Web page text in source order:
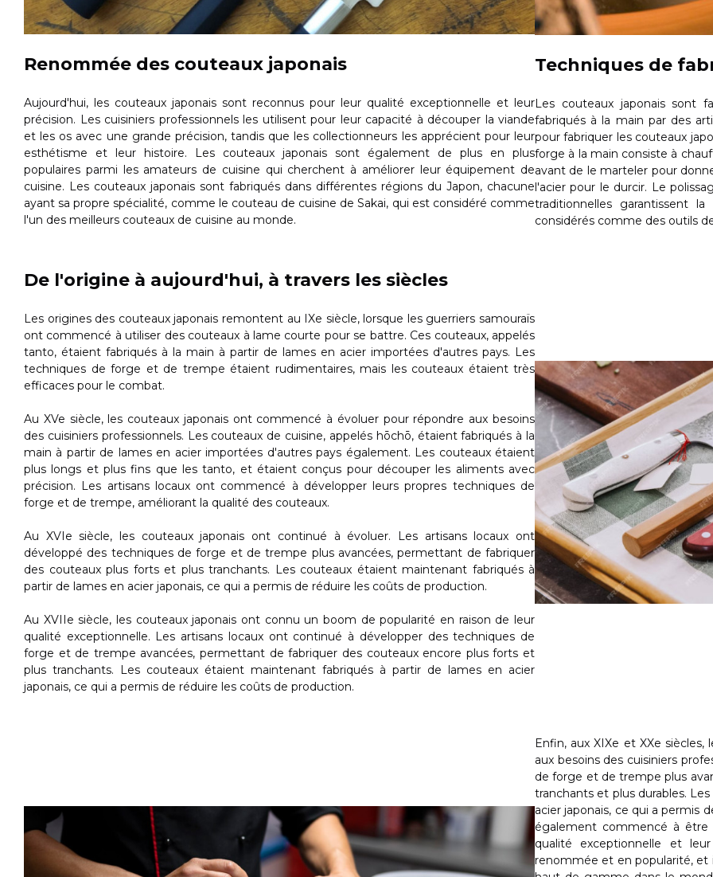
Renommée des couteaux japonais
Aujourd'hui, les couteaux japonais sont reconnus pour leur qualité exceptionnelle et leur
précision. Les cuisiniers professionnels les utilisent pour leur capacité à découper la viande
et les os avec une grande précision, tandis que les collectionneurs les apprécient pour leur
esthétisme et leur histoire. Les couteaux japonais sont également de plus en plus
populaires parmi les amateurs de cuisine qui cherchent à améliorer leur équipement de
cuisine. Les couteaux japonais sont fabriqués dans différentes régions du Japon, chacune
ayant sa propre spécialité, comme le couteau de cuisine de Sakai, qui est considéré comme
l'un des meilleurs couteaux de cuisine au monde.
Techniques de
Les couteaux japonais sont
fabriqués à la main par des
pour fabriquer les couteaux
forge à la main consiste à
avant de le marteler pour
l'acier pour le durcir. Le
traditionnelles garantissent
considérés comme des outils
De l'origine à aujourd'hui, à travers les siècles
Les origines des couteaux japonais remontent au IXe siècle, lorsque les guerriers samouraïs
ont commencé à utiliser des couteaux à lame courte pour se battre. Ces couteaux, appelés
tanto, étaient fabriqués à la main à partir de lames en acier importées d'autres pays. Les
techniques de forge et de trempe étaient rudimentaires, mais les couteaux étaient très
efficaces pour le combat.
Au XVe siècle, les couteaux japonais ont commencé à évoluer pour répondre aux besoins
des cuisiniers professionnels. Les couteaux de cuisine, appelés hōchō, étaient fabriqués à la
main à partir de lames en acier importées d'autres pays également. Les couteaux étaient
plus longs et plus fins que les tanto, et étaient conçus pour découper les aliments avec
précision. Les artisans locaux ont commencé à développer leurs propres techniques de
forge et de trempe, améliorant la qualité des couteaux.
Au XVIe siècle, les couteaux japonais ont continué à évoluer. Les artisans locaux ont
développé des techniques de forge et de trempe plus avancées, permettant de fabriquer
des couteaux plus forts et plus tranchants. Les couteaux étaient maintenant fabriqués à
partir de lames en acier japonais, ce qui a permis de réduire les coûts de production.
Au XVIIe siècle, les couteaux japonais ont connu un boom de popularité en raison de leur
qualité exceptionnelle. Les artisans locaux ont continué à développer des techniques de
forge et de trempe avancées, permettant de fabriquer des couteaux encore plus forts et
plus tranchants. Les couteaux étaient maintenant fabriqués à partir de lames en acier
japonais, ce qui a permis de réduire les coûts de production.
Enfin, aux XIXe et XXe
aux besoins des cuisiniers
de forge et de trempe plus
tranchants et plus durables.
acier japonais, ce qui a permis
également commencé à être
qualité exceptionnelle et
renommée et en popularité, et